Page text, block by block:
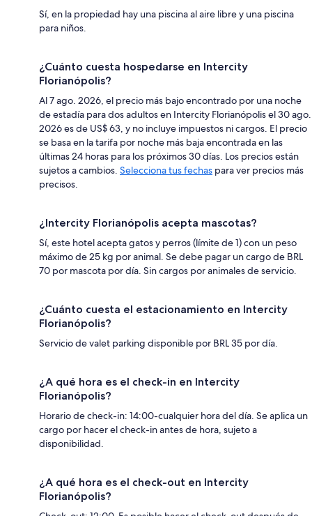
Sí, en la propiedad hay una piscina al aire libre y una piscina
para niños.
¿Cuánto cuesta hospedarse en Intercity
Florianópolis?
Al 7 ago. 2026, el precio más bajo encontrado por una noche
de estadía para dos adultos en Intercity Florianópolis el 30 ago.
2026 es de US$ 63, y no incluye impuestos ni cargos. El precio
se basa en la tarifa por noche más baja encontrada en las
últimas 24 horas para los próximos 30 días. Los precios están
sujetos a cambios. Selecciona tus fechas para ver precios más
precisos.
¿Intercity Florianópolis acepta mascotas?
Sí, este hotel acepta gatos y perros (límite de 1) con un peso
máximo de 25 kg por animal. Se debe pagar un cargo de BRL
70 por mascota por día. Sin cargos por animales de servicio.
¿Cuánto cuesta el estacionamiento en Intercity
Florianópolis?
Servicio de valet parking disponible por BRL 35 por día.
¿A qué hora es el check-in en Intercity
Florianópolis?
Horario de check-in: 14:00-cualquier hora del día. Se aplica un
cargo por hacer el check-in antes de hora, sujeto a
disponibilidad.
¿A qué hora es el check-out en Intercity
Florianópolis?